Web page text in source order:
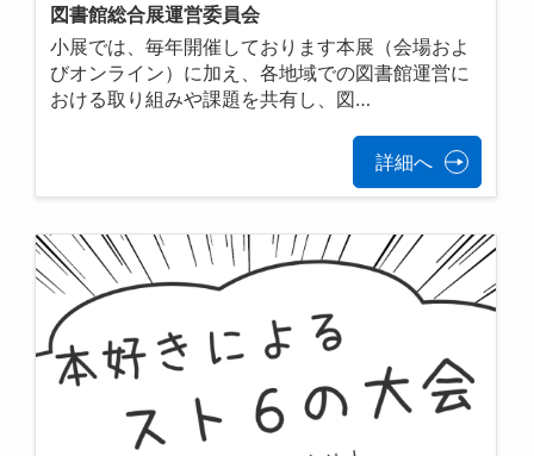
図書館総合展運営委員会
小展では、毎年開催しております本展（会場およ
びオンライン）に加え、各地域での図書館運営に
おける取り組みや課題を共有し、図…
詳細へ